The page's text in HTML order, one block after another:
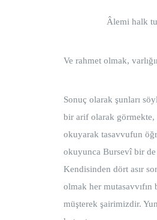
Âlemi
Ve rahmet olmak,
Sonuç olarak şunları
bir arif olarak görmekte,
okuyarak tasavvufun
okuyunca Bursevî bir de
Kendisinden dört asır
olmak her
müşterek şairimizdir.